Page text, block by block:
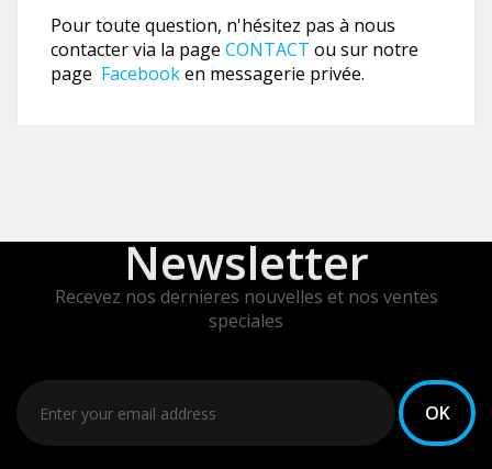
Pour toute question, n'hésitez pas à nous
contacter via la page CONTACT ou sur notre
page Facebooken messagerie privée.
Newsletter
Recevez nos dernieres nouvelles et nos ventes
speciales